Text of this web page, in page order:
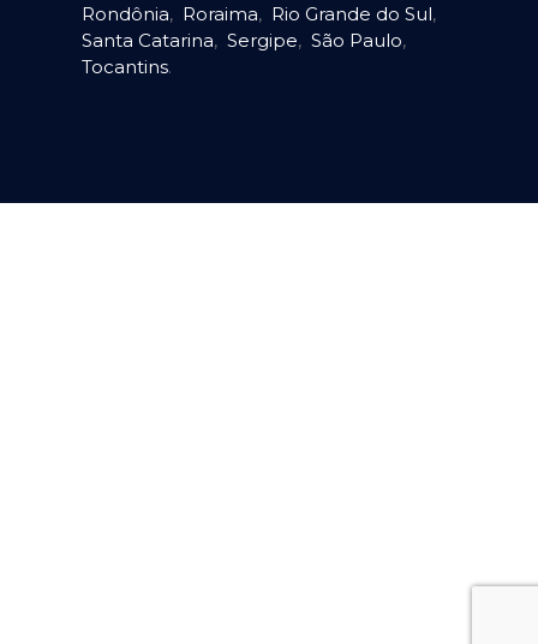
Rondônia, Roraima, Rio Grande do Sul,
Santa Catarina, Sergipe, São Paulo,
Tocantins.